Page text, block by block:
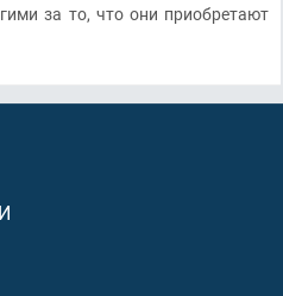
за то, что они приобретают